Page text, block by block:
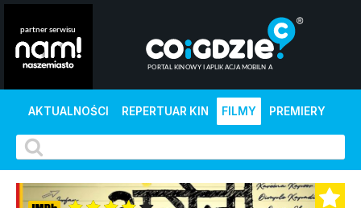
AKTUALNOŚCI REPERTUAR KIN FILMY PREMIERY